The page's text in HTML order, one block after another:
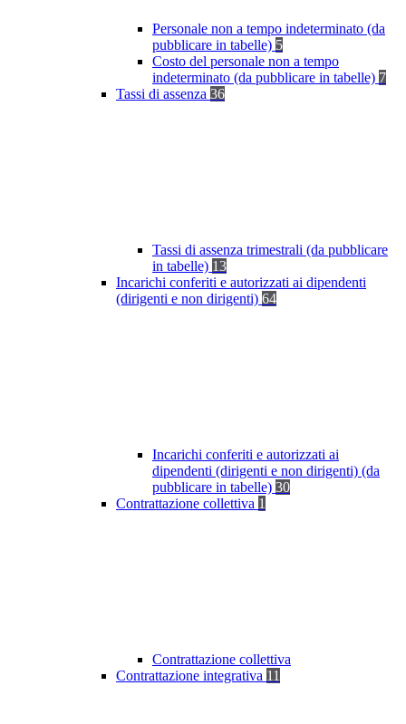
Personale non a tempo indeterminato (da
pubblicare in tabelle) 5
Costo del personale non a tempo
indeterminato (da pubblicare in tabelle) 7
Tassi di assenza 36
Tassi di assenza trimestrali (da pubblicare
in tabelle) 13
Incarichi conferiti e autorizzati ai dipendenti
(dirigenti e non dirigenti) 64
Incarichi conferiti e autorizzati ai
dipendenti (dirigenti e non dirigenti) (da
pubblicare in tabelle) 30
Contrattazione collettiva 1
Contrattazione collettiva
Contrattazione integrativa 11